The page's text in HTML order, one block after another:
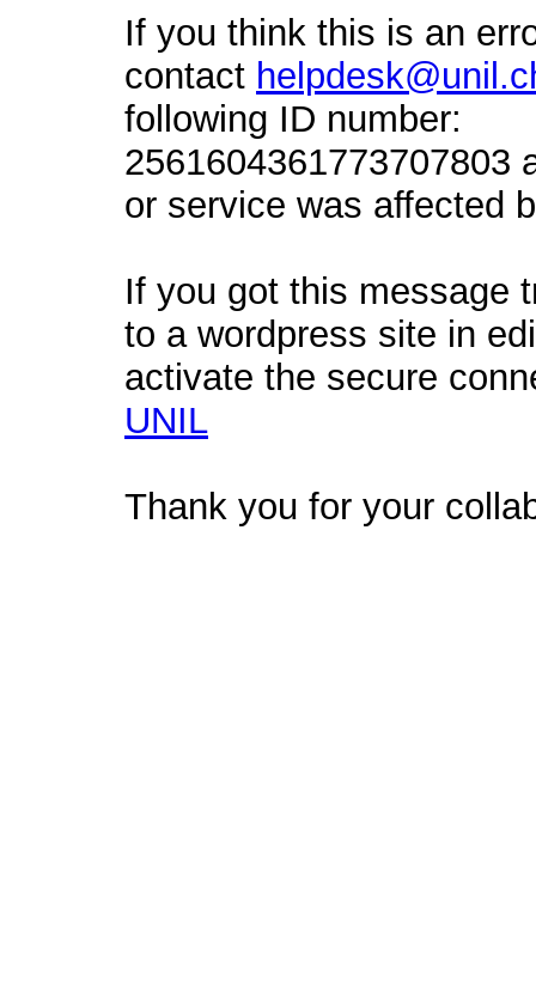
If you think this is an
contact
following ID number:
2561604361773707803
or service was affected
If you got this message
to a wordpress site in
activate the secure
UNIL
Thank you for your